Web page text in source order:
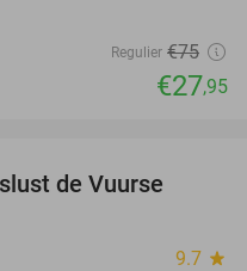
Regulier €75
€27,95
de Vuurse
9.7 star